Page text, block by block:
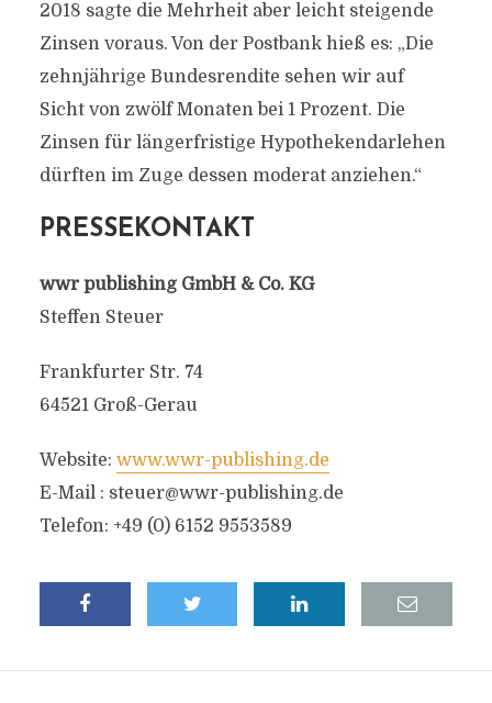
2018 sagte die Mehrheit aber leicht steigende
Zinsen voraus. Von der Postbank hieß es: „Die
zehnjährige Bundesrendite sehen wir auf
Sicht von zwölf Monaten bei 1 Prozent. Die
Zinsen für längerfristige Hypothekendarlehen
dürften im Zuge dessen moderat anziehen.“
PRESSEKONTAKT
wwr publishing GmbH & Co. KG
Steffen Steuer
Frankfurter Str. 74
64521 Groß-Gerau
Website: www.wwr-publishing.de
E-Mail : steuer@wwr-publishing.de
Telefon: +49 (0) 6152 9553589